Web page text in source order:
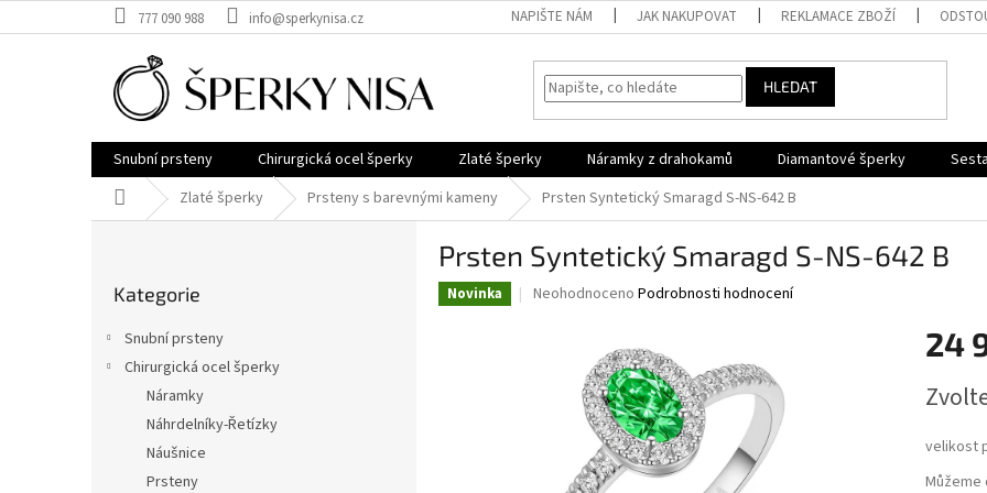
na
777 090 988 info@sperkynisa.cz NAPIŠTE NÁM JAK NAKUPOVAT REKLAMACE ZBOŽÍ
HLEDAT
Snubní prsteny Chirurgická ocel šperky Zlaté šperky Náramky z drahokamů Diamantové šperky
Domů Zlaté šperky Prsteny s barevnými kameny Prsten Syntetický Smaragd S-NS-642 B
kategorie
Kategorie
Snubní prsteny
Chirurgická ocel šperky
Náramky
Náhrdelníky-Řetízky
Náušnice
Prsteny
Prsten Syntetický Smaragd S-NS-642 B
Novinka
Průměrné
hvězdiček.
Neohodnoceno Podrobnosti hodnocení
24
cena:
velikost
Můžeme